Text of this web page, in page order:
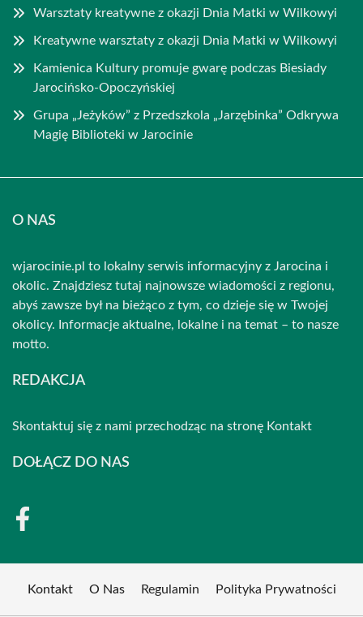
Warsztaty kreatywne z okazji Dnia Matki w Wilkowyi
Kreatywne warsztaty z okazji Dnia Matki w Wilkowyi
Kamienica Kultury promuje gwarę podczas Biesiady
Jarocińsko-Opoczyńskiej
Grupa „Jeżyków” z Przedszkola „Jarzębinka” Odkrywa
Magię Biblioteki w Jarocinie
O NAS
wjarocinie.pl to lokalny serwis informacyjny z Jarocina i
okolic. Znajdziesz tutaj najnowsze wiadomości z regionu,
abyś zawsze był na bieżąco z tym, co dzieje się w Twojej
okolicy. Informacje aktualne, lokalne i na temat – to nasze
motto.
REDAKCJA
Skontaktuj się z nami przechodząc na stronę Kontakt
DOŁĄCZ DO NAS
Kontakt O Nas Regulamin Polityka Prywatności